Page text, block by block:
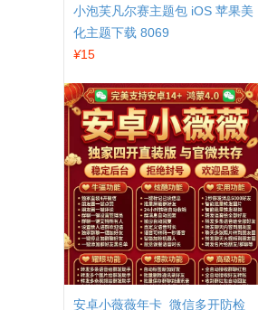
小泡芙凡尔赛主题包 iOS 苹果美
化主题下载 8069
¥15
安卓小薇薇年卡_微信多开防检